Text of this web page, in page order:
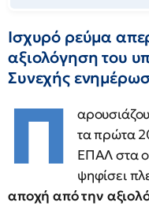
Ισχυρό ρεύμα
αξιολόγηση του
Συνεχής
Π
τα πρώτα
ΕΠΑΛ στα
ψηφίσει
αποχή από την